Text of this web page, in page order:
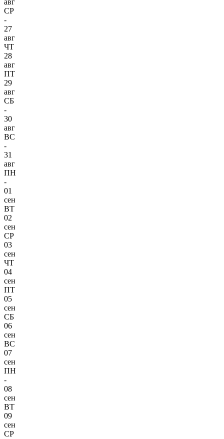
авг
СР
-
27
авг
ЧТ
28
авг
ПТ
29
авг
СБ
-
30
авг
ВС
-
31
авг
ПН
-
01
сен
ВТ
02
сен
СР
03
сен
ЧТ
04
сен
ПТ
05
сен
СБ
06
сен
ВС
07
сен
ПН
-
08
сен
ВТ
09
сен
СР